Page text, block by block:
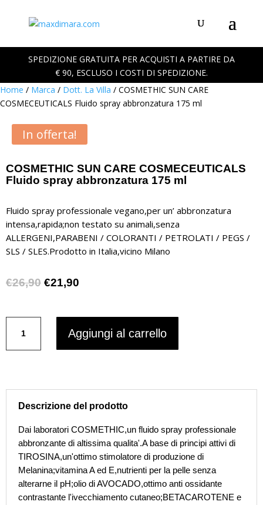
SPEDIZIONE GRATUITA PER ACQUISTI A PARTIRE DA
€ 90, ESCLUSO I COSTI DI SPEDIZIONE.
Home / Marca / Dott. La Villa / COSMETHIC SUN CARE
COSMECEUTICALS Fluido spray abbronzatura 175 ml
In offerta!
COSMETHIC SUN CARE COSMECEUTICALS
Fluido spray abbronzatura 175 ml
Fluido spray professionale vegano,per un’ abbronzatura
intensa,rapida;non testato su animali,senza
ALLERGENI,PARABENI / COLORANTI / PETROLATI / PEGS /
SLS / SLES.Prodotto in Italia,vicino Milano
€26,90 Il
€26,90.
€21,90
€21,90.
SUN
CARE
spray
abbronzatura
quantità
Aggiungi al carrello
Descrizione del prodotto
Dai laboratori COSMETHIC,un fluido spray professionale
abbronzante di altissima qualita'.A base di principi attivi di
TIROSINA,un'ottimo stimolatore di produzione di
Melanina;vitamina A ed E,nutrienti per la pelle senza
alterarne il pH;olio di AVOCADO,ottimo anti ossidante
contrastante l'ivecchiamento cutaneo;BETACAROTENE e